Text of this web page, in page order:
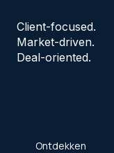
Client-focused.
Market-driven.
Deal-oriented.
Ontdekken